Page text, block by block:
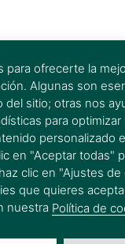
Ferrer&Ojeda 2026 © All
para ofrecerte la
Algunas son
del sitio; otras nos
para
personalizado
en "Aceptar todas"
clic en "Ajustes
que quieres
nuestra Política de